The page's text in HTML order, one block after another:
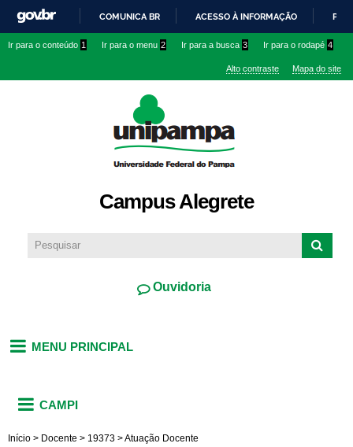
conteúdo
IR
O
COMUNICA BR ACESSO À INFORMAÇÃO
Ir para o conteúdo 1 Ir para o menu 2 Ir para a busca 3 Ir para o rodapé 4
Alto contraste Mapa do site
Campus Alegrete
Ouvidoria
MENU PRINCIPAL
CAMPI
Início > Docente > 19373 >Atuação Docente